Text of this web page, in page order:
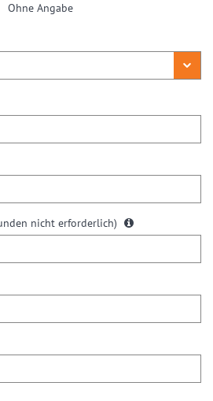
Ohne Angabe
nicht erforderlich)